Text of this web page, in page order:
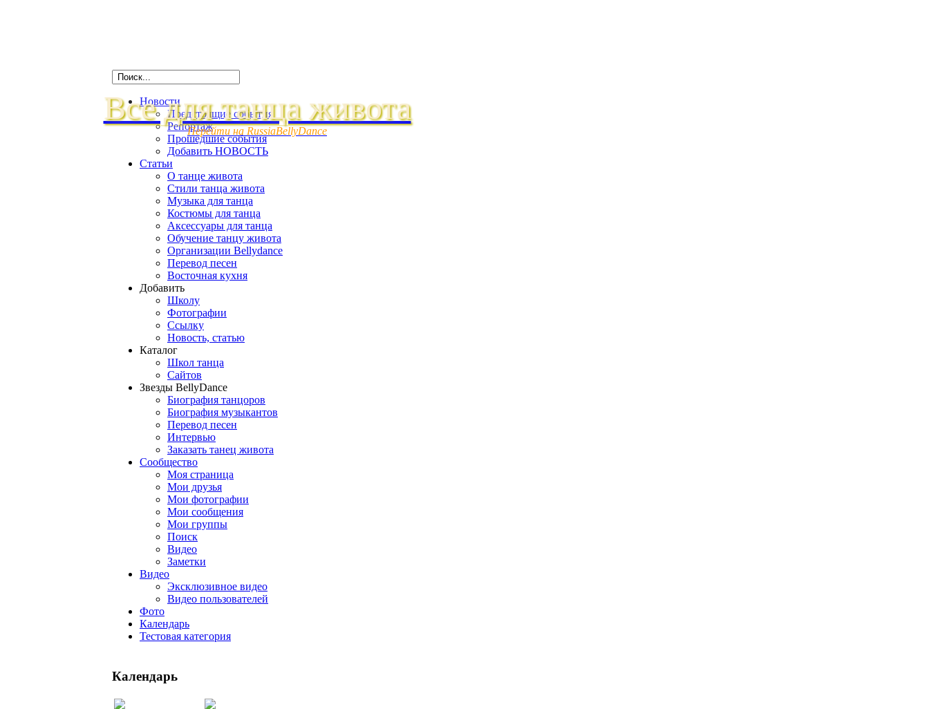
Все для танца живота
Перейти на RussiaBellyDance
Новости
Предстоящие события
Репортаж
Прошедшие события
Добавить НОВОСТЬ
Статьи
О танце живота
Стили танца живота
Музыка для танца
Костюмы для танца
Аксессуары для танца
Обучение танцу живота
Организации Bellydance
Перевод песен
Восточная кухня
Добавить
Школу
Фотографии
Ссылку
Новость, статью
Каталог
Школ танца
Сайтов
Звезды BellyDance
Биография танцоров
Биография музыкантов
Перевод песен
Интервью
Заказать танец живота
Сообщество
Моя страница
Мои друзья
Мои фотографии
Мои сообщения
Мои группы
Поиск
Видео
Заметки
Видео
Эксклюзивное видео
Видео пользователей
Фото
Календарь
Тестовая категория
Календарь